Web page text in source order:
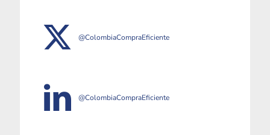
@ColombiaCompraEficiente
@ColombiaCompraEficiente